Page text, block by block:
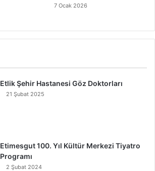
7 Ocak 2026
Etlik Şehir Hastanesi Göz Doktorları
21 Şubat 2025
Etimesgut 100. Yıl Kültür Merkezi Tiyatro
Programı
2 Şubat 2024